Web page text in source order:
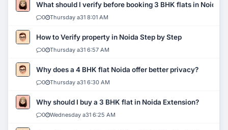
What should I verify before booking 3 BHK flats in Noida?
0 Thursday a31 8:01 AM
How to Verify property in Noida Step by Step
0 Thursday a31 6:57 AM
Why does a 4 BHK flat Noida offer better privacy?
0 Thursday a31 6:30 AM
Why should I buy a 3 BHK flat in Noida Extension?
0 Wednesday a31 6:25 AM